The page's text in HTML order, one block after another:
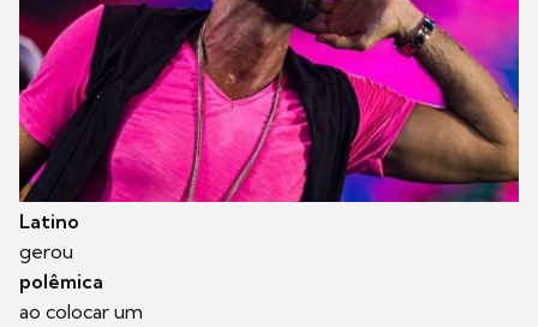
Latino
gerou
polêmica
ao colocar um